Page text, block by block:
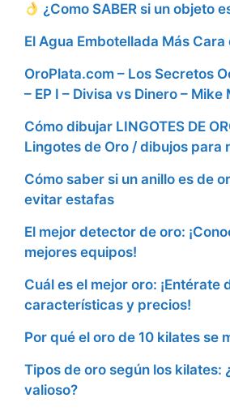
¿Como SABER si un objeto
El Agua Embotellada Más
OroPlata.com – Los Secretos
– EP I – Divisa vs Dinero – Mike
Cómo dibujar LINGOTES DE
Lingotes de Oro / dibujos para
Cómo saber si un anillo es de
evitar estafas
El mejor detector de oro:
mejores equipos!
Cuál es el mejor oro: ¡Entérate
características y precios!
Por qué el oro de 10 kilates se
Tipos de oro según los kilates:
valioso?